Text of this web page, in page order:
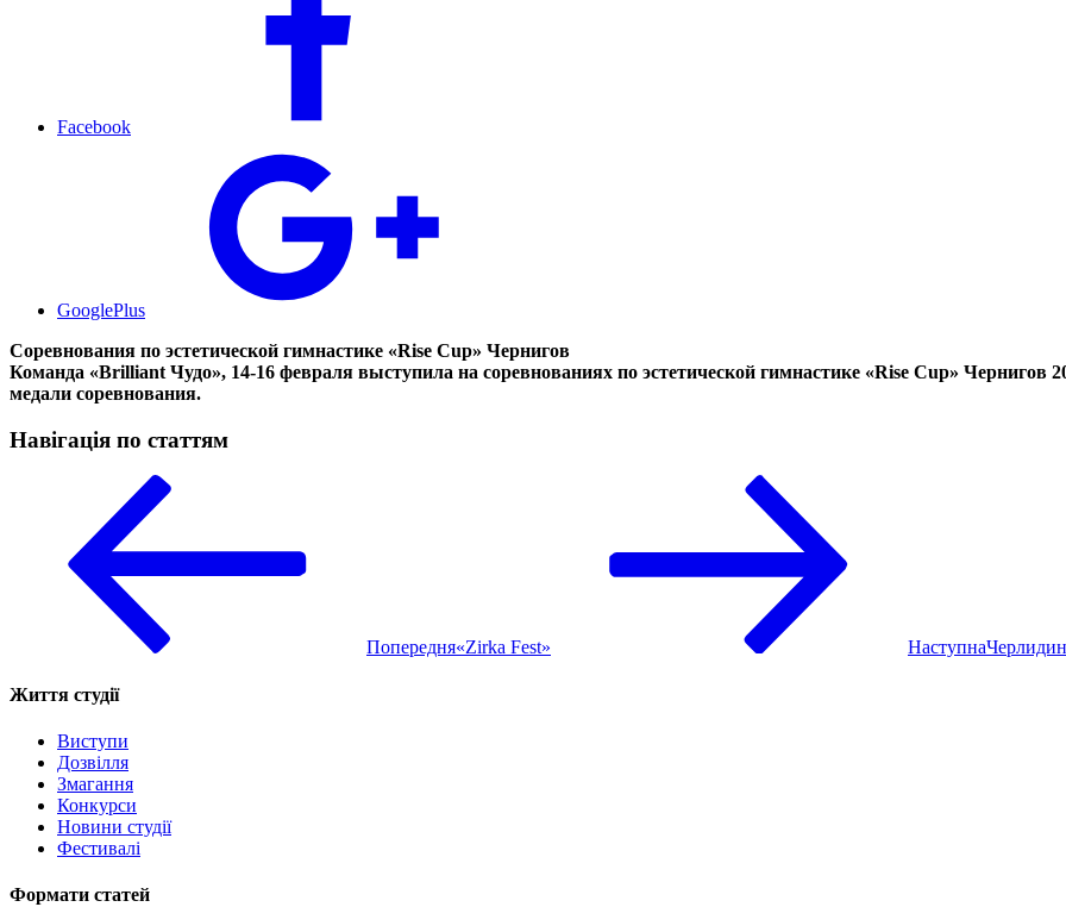
Facebook
GooglePlus
Соревнования по эстетической гимнастике «Rise Cup» Чернигов
Команда «Brilliant Чудо», 14-16 февраля выступила на соревнованиях по эстетической гимнастике «Rise Cup» Чернигов
медали соревнования.
Навігація по статтям
Попередня«Zirka Fest» Наступна
Життя студії
Виступи
Дозвілля
Змагання
Конкурси
Новини студії
Фестивалі
Формати статей